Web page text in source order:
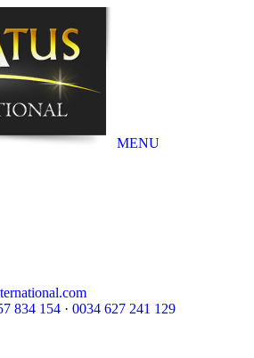
MENU
834 154 · 0034 627 241 129